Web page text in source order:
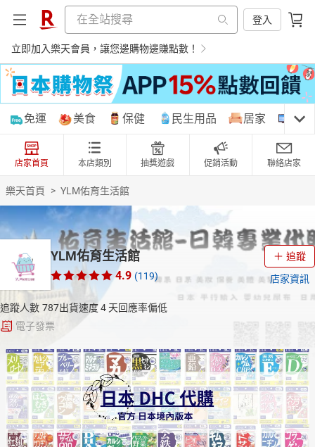
登入
立即加入樂天會員，讓您邊購物邊賺點數！
購物網分類
天天免運 美食蛋糕
居家生活 3C家電 運動休閒 親子玩具
女裝 男裝
日本購物 電子/紙本書
HOT
免運 美食 保健 民生用品 居家 3C
店家首頁 本店類別 抽獎遊戲 促銷活動 聯絡店家
樂天首頁 > YLM佑育生活館
YLM佑育生活館
4.9 (119)
追蹤
店家資訊
追蹤人數 787出貨速度4 天回應率偏低
電子發票